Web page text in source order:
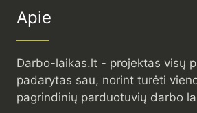
Apie
Darbo-laikas.lt - projektas visų
padarytas sau, norint turėti
pagrindinių parduotuvių darbo